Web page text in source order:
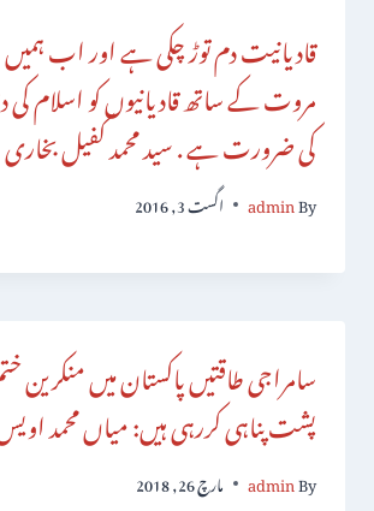
قادیانیت دم توڑ چکی ہے اور اب
مروت کے ساتھ قادیانیوں کو اسلام
کی ضرورت ہے . سید محمد کفیل بخاری
By
admin اگست 3, 2016
سامراجی طاقتیں پاکستان میں منکرین
پشت پناہی کررہی ہیں: میاں محمد
By
admin مارچ 26, 2018